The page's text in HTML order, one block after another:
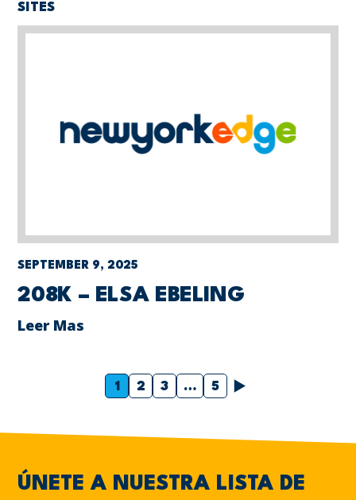
SITES
SEPTEMBER 9, 2025
208K – ELSA EBELING
Leer Mas
1 2 3 … 5 Próximo
ÚNETE A NUESTRA LISTA DE